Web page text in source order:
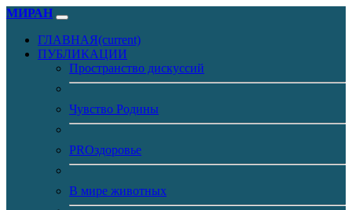
МИРАН
ГЛАВНАЯ(current)
ПУБЛИКАЦИИ
Пространство дискуссий
Чувство Родины
PROздоровье
В мире животных